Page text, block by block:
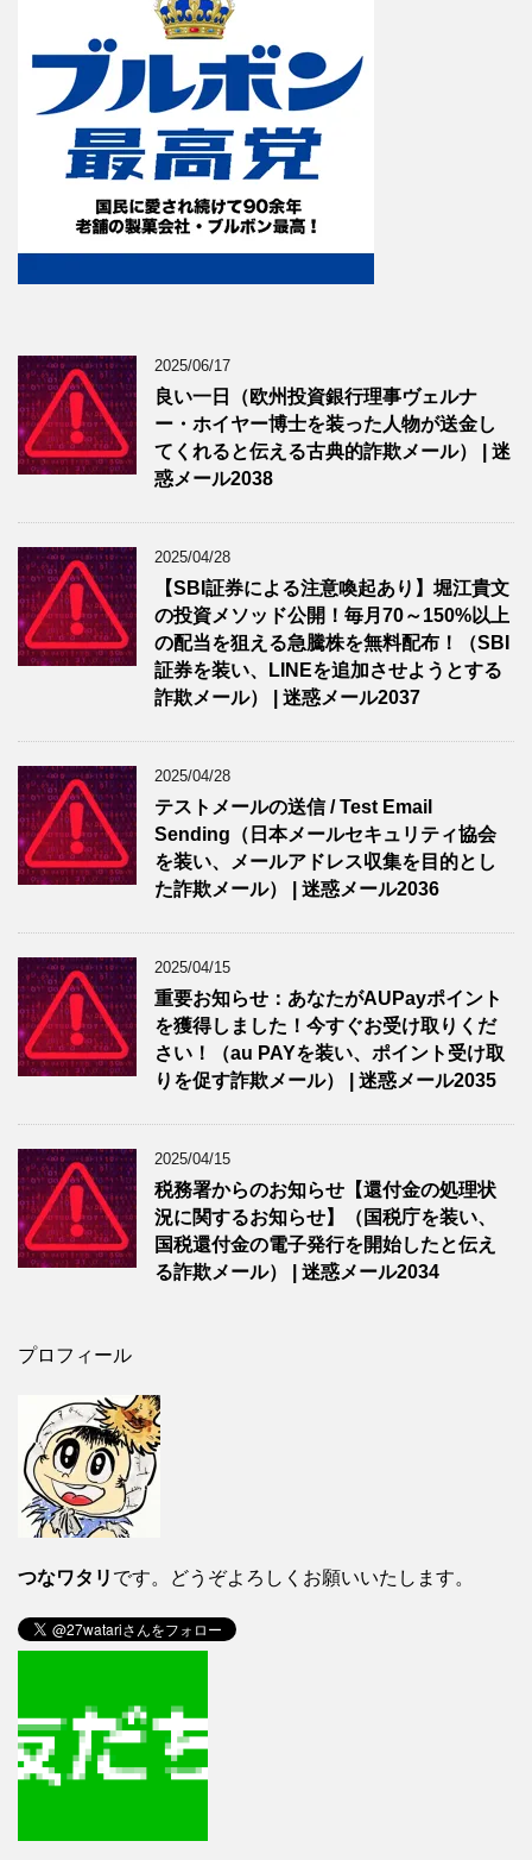
2025/06/17
良い一日（欧州投資銀行理事ヴェルナ
ー・ホイヤー博士を装った人物が送金し
てくれると伝える古典的詐欺メール） | 迷
惑メール2038
2025/04/28
【SBI証券による注意喚起あり】堀江貴文
の投資メソッド公開！毎月70～150%以上
の配当を狙える急騰株を無料配布！（SBI
証券を装い、LINEを追加させようとする
詐欺メール） | 迷惑メール2037
2025/04/28
テストメールの送信 / Test Email
Sending（日本メールセキュリティ協会
を装い、メールアドレス収集を目的とし
た詐欺メール） | 迷惑メール2036
2025/04/15
重要お知らせ：あなたがAUPayポイント
を獲得しました！今すぐお受け取りくだ
さい！（au PAYを装い、ポイント受け取
りを促す詐欺メール） | 迷惑メール2035
2025/04/15
税務署からのお知らせ【還付金の処理状
況に関するお知らせ】（国税庁を装い、
国税還付金の電子発行を開始したと伝え
る詐欺メール） | 迷惑メール2034
プロフィール
つなワタリ です。どうぞよろしくお願いいたします。